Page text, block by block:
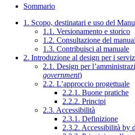
Sommario
1. Scopo, destinatari e uso del
1.1. Versionamento e storico
1.2. Consultazione del
1.3. Contribuisci al manuale
2. Introduzione al design per i
2.1. Design per
government)
2.2. L’approccio progettuale
2.2.1. Buone pratiche
2.2.2. Principi
2.3. Accessibilità
2.3.1. Definizione
2.3.2. Accessibilità by